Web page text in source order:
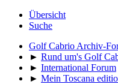
Übersicht
Suche
Golf Cabrio Archiv-
► Rund um's Golf
► International Forum
► Mein Toscana